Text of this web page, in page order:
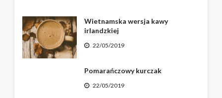
Wietnamska wersja kawy
irlandzkiej
22/05/2019
Pomarańczowy kurczak
22/05/2019